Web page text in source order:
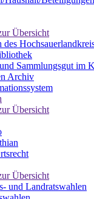
Übersicht
des
Sammlungsgut im
Archiv
Übersicht
Übersicht
und Landratswahlen